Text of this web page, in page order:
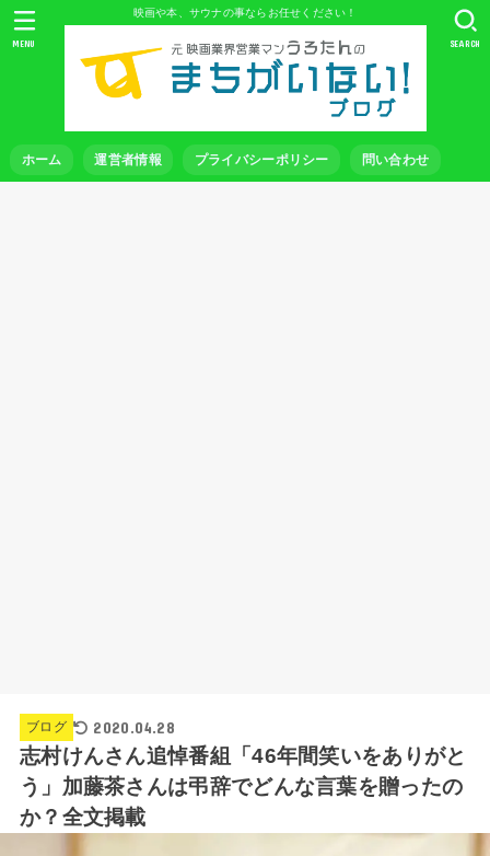
映画や本、サウナの事ならお任せください！
ホーム 運営者情報 プライバシーポリシー 問い合わせ
SEARCH
MENU
ブログ 2020.04.28
志村けんさん追悼番組「46年間笑いをありがと
う」加藤茶さんは弔辞でどんな言葉を贈ったの
か？全文掲載